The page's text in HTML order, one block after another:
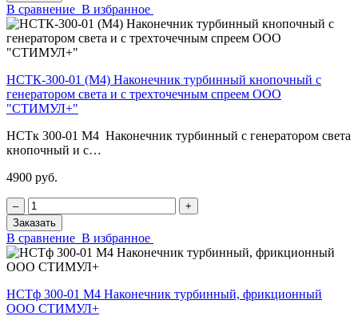
В сравнение В избранное
НСТК-300-01 (М4) Наконечник турбинный кнопочный с
генератором света и с трехточечным спреем ООО
"СТИМУЛ+"
НСТк 300-01 М4 Наконечник турбинный с генератором света
кнопочный и с…
4900 руб.
‒
+
Заказать
В сравнение В избранное
НСТф 300-01 М4 Наконечник турбинный, фрикционный
ООО СТИМУЛ+